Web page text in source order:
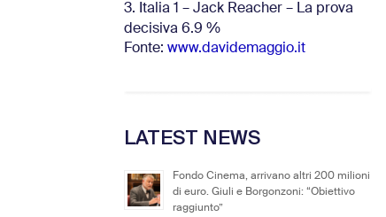
3. Italia 1 – Jack Reacher – La prova
decisiva 6.9 %
Fonte: www.davidemaggio.it
LATEST NEWS
Fondo Cinema, arrivano altri 200 milioni
di euro. Giuli e Borgonzoni: “Obiettivo
raggiunto”